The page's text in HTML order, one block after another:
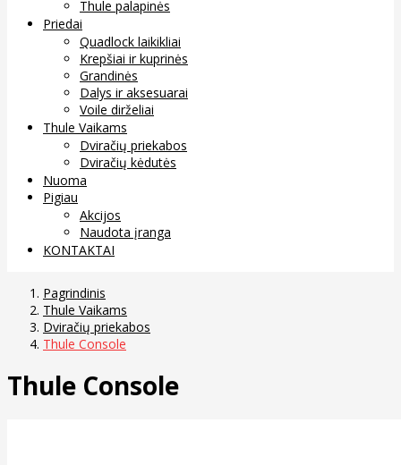
Thule palapinės
Priedai
Quadlock laikikliai
Krepšiai ir kuprinės
Grandinės
Dalys ir aksesuarai
Voile dirželiai
Thule Vaikams
Dviračių priekabos
Dviračių kėdutės
Nuoma
Pigiau
Akcijos
Naudota įranga
KONTAKTAI
Pagrindinis
Thule Vaikams
Dviračių priekabos
Thule Console
Thule Console